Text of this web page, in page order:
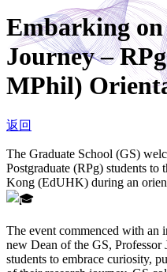
Embarking on
Journey –
MPhil)
返回
The Graduate School (GS)
Postgraduate (RPg) students
Kong (EdUHK) during an
The event commenced with an
new Dean of the GS, Professor
students to embrace curiosity,